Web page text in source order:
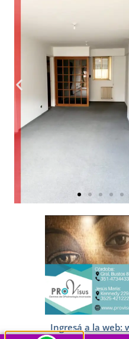
Ingresá a la web: